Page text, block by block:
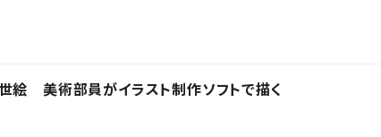
絵 美術部員がイラスト制作ソフトで描く